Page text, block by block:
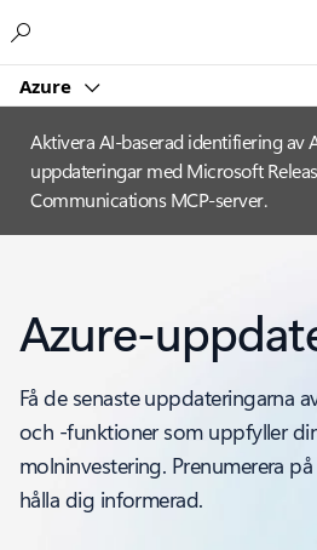
Azure
Aktivera AI-baserad identifiering av
uppdateringar med Microsoft
Communications MCP-server.
Azure-
Få de senaste uppdateringarna
och -funktioner som uppfyller
molninvestering. Prenumerera
hålla dig informerad.